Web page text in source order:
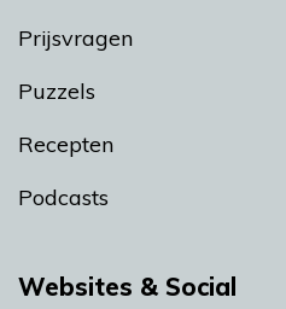
Prijsvragen
Puzzels
Recepten
Podcasts
Websites & Social